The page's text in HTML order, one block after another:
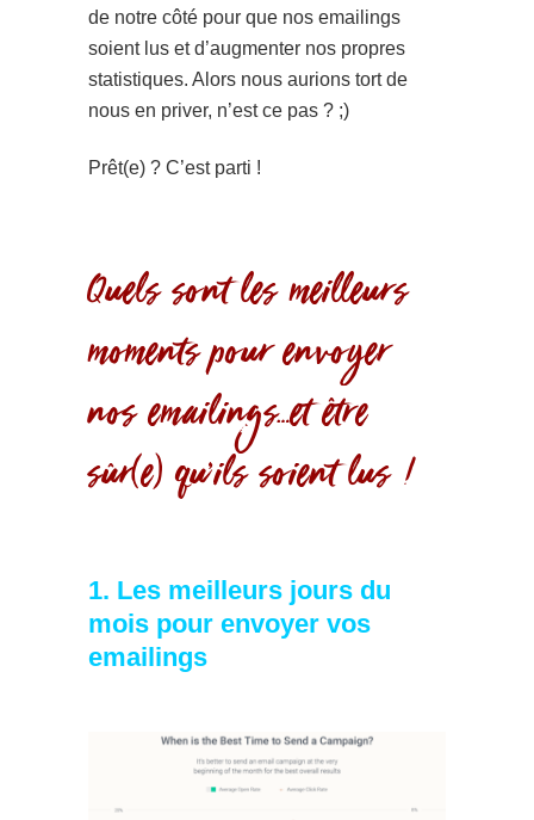
de notre côté pour que nos emailings
soient lus et d’augmenter nos propres
statistiques. Alors nous aurions tort de
nous en priver, n’est ce pas ? ;)
Prêt(e) ? C’est parti !
Quels sont les meilleurs
moments pour envoyer
nos emailings…et être
sûr(e) qu’ils soient lus !
1. Les meilleurs jours du
mois pour envoyer vos
emailings